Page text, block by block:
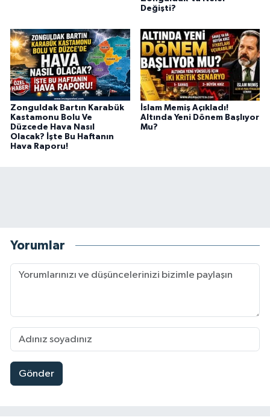
Değişti?
Zonguldak Bartın Karabük
Kastamonu Bolu Ve
Düzcede Hava Nasıl
Olacak? İşte Bu Haftanın
Hava Raporu!
İslam Memiş Açıkladı!
Altında Yeni Dönem Başlıyor
Mu?
Yorumlar
Gönder